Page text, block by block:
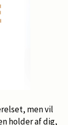
men vil
holder af dig,